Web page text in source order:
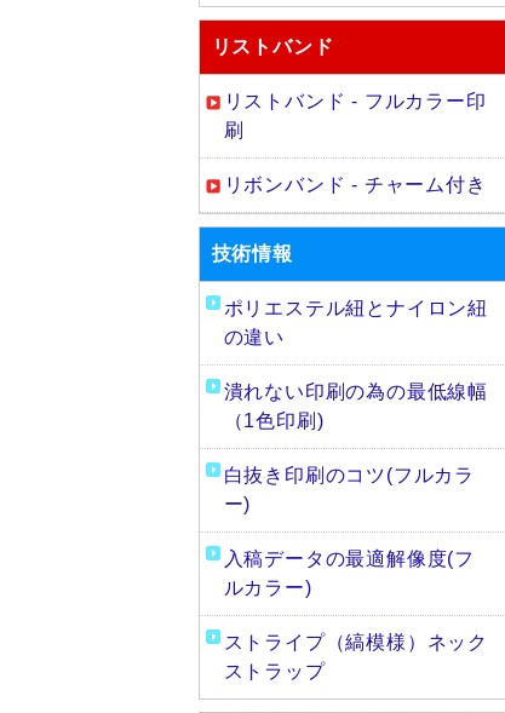
リストバンド
リストバンド - フルカラー印
刷
リボンバンド - チャーム付き
技術情報
ポリエステル紐とナイロン紐
の違い
潰れない印刷の為の最低線幅
（1色印刷)
白抜き印刷のコツ(フルカラ
ー)
入稿データの最適解像度(フ
ルカラー)
ストライプ（縞模様）ネック
ストラップ